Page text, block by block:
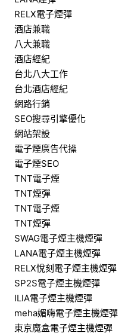
RELX電子煙彈
酒店兼職
八大兼職
酒店經紀
台北八大工作
台北酒店經紀
網路行銷
SEO搜尋引擎優化
網站架設
電子煙廣告代操
電子煙SEO
TNT電子煙
TNT煙彈
TNT電子煙
TNT煙彈
SWAG電子煙主機煙彈
LANA電子煙主機煙彈
RELX悅刻電子煙主機煙彈
SP2S電子煙主機煙彈
ILIA電子煙主機煙彈
meha媚嗨電子煙主機煙彈
東京魔盒電子煙主機煙彈